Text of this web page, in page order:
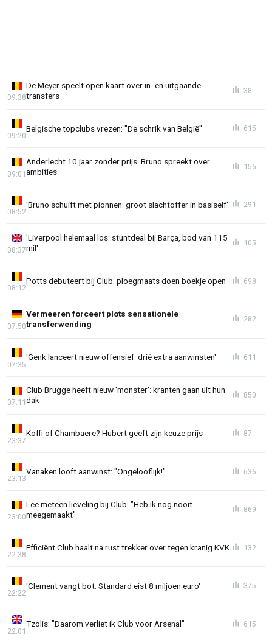
De Meyer speelt open kaart over in- en uitgaande
transfers
09:38
38
Belgische topclubs vrezen: "De schrik van België"
09:20
615
Anderlecht 10 jaar zonder prijs: Bruno spreekt over
ambities
09:01
156
'Bruno schuift met pionnen: groot slachtoffer in basiself'
08:52
291
'Liverpool helemaal los: stuntdeal bij Barça, bod van 115
mil'
08:37
105
Potts debuteert bij Club: ploegmaats doen boekje open
08:12
698
Vermeeren forceert plots sensationele
transferwending
07:50
282
'Genk lanceert nieuw offensief: dríé extra aanwinsten'
07:35
611
Club Brugge heeft nieuw 'monster': kranten gaan uit hun
dak
07:11
850
Koffi of Chambaere? Hubert geeft zijn keuze prijs
23:37
87
Vanaken looft aanwinst: "Ongelooflijk!"
23:13
636
Lee meteen lieveling bij Club: "Heb ik nog nooit
meegemaakt"
23:00
869
Efficiënt Club haalt na rust trekker over tegen kranig KVK
22:38
132
'Clement vangt bot: Standard eist 8 miljoen euro'
22:22
375
Tzolis: "Daarom verliet ik Club voor Arsenal"
22:01
615